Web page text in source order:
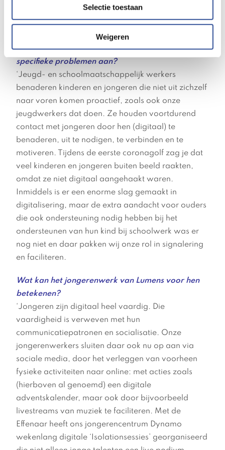
Selectie toestaan
Weigeren
jeugdmaatschappelijk werk zich aan deze
specifieke problemen aan?
‘Jeugd- en schoolmaatschappelijk werkers
benaderen kinderen en jongeren die niet uit zichzelf
naar voren komen proactief, zoals ook onze
jeugdwerkers dat doen. Ze houden voortdurend
contact met jongeren door hen (digitaal) te
benaderen, uit te nodigen, te verbinden en te
motiveren. Tijdens de eerste coronagolf zag je dat
veel kinderen en jongeren buiten beeld raakten,
omdat ze niet digitaal aangehaakt waren.
Inmiddels is er een enorme slag gemaakt in
digitalisering, maar de extra aandacht voor ouders
die ook ondersteuning nodig hebben bij het
ondersteunen van hun kind bij schoolwerk was er
nog niet en daar pakken wij onze rol in signalering
en faciliteren.
Wat kan het jongerenwerk van Lumens voor hen
betekenen?
‘Jongeren zijn digitaal heel vaardig. Die
vaardigheid is verweven met hun
communicatiepatronen en socialisatie. Onze
jongerenwerkers sluiten daar ook nu op aan via
sociale media, door het verleggen van voorheen
fysieke activiteiten naar online: met acties zoals
(hierboven al genoemd) een digitale
adventskalender, maar ook door bijvoorbeeld
livestreams van muziek te faciliteren. Met de
Effenaar heeft ons jongerencentrum Dynamo
wekenlang digitale ‘Isolationsessies’ georganiseerd